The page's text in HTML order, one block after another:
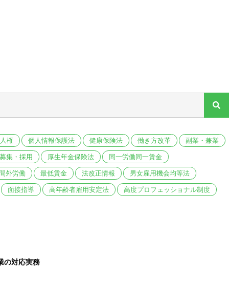
人権 個人情報保護法 健康保険法 働き方改革 副業・兼業
募集・採用 厚生年金保険法 同一労働同一賃金
外労働 最低賃金 法改正情報 男女雇用機会均等法
面接指導 高年齢者雇用安定法 高度プロフェッショナル制度
の対応実務